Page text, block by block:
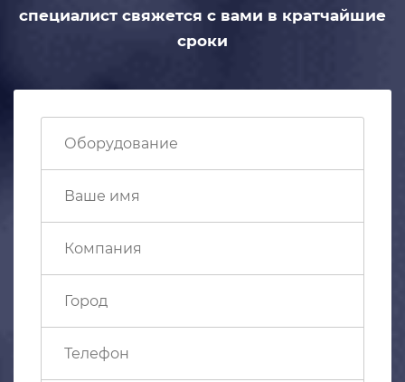
специалист свяжется с вами в кратчайшие
сроки